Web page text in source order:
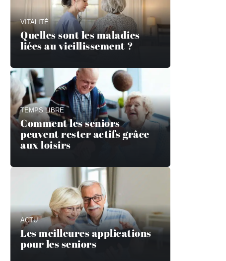
VITALITÉ
Quelles sont les maladies
liées au vieillissement ?
TEMPS LIBRE
Comment les seniors
peuvent rester actifs grâce
aux loisirs
ACTU
Les meilleures applications
pour les seniors